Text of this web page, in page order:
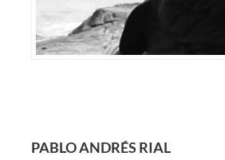
PABLO ANDRÉS RIAL